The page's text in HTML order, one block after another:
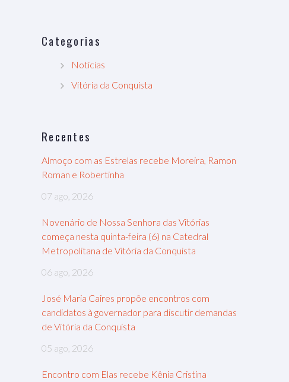
Categorias
Notícias
Vitória da Conquista
Recentes
Almoço com as Estrelas recebe Moreira, Ramon
Roman e Robertinha
07 ago, 2026
Novenário de Nossa Senhora das Vitórias
começa nesta quinta-feira (6) na Catedral
Metropolitana de Vitória da Conquista
06 ago, 2026
José Maria Caires propõe encontros com
candidatos à governador para discutir demandas
de Vitória da Conquista
05 ago, 2026
Encontro com Elas recebe Kênia Cristina